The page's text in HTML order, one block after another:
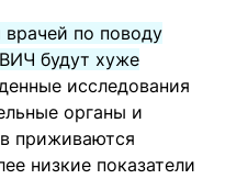
врачей по поводу
будут хуже
исследования
органы и
приживаются
низкие показатели